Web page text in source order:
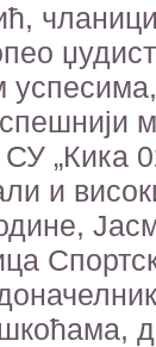
„Кика
и